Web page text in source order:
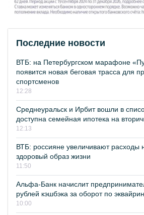
Последние новости
ВТБ: на Петербургском марафоне
появится новая беговая трасса для
спортсменов
12:28
Среднеуральск и Ирбит вошли в
доступна семейная ипотека на
12:13
ВТБ: россияне увеличивают расходы
здоровый образ жизни
11:50
Альфа-Банк начислит
рублей кэшбэка за оборот по
10:00